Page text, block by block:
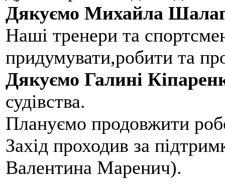
Дякуємо Михайла
Наші тренери та
придумувати,робити та
Дякуємо Галині
судівства.
Плануємо продовжити
Захід проходив за
Валентина Маренич).